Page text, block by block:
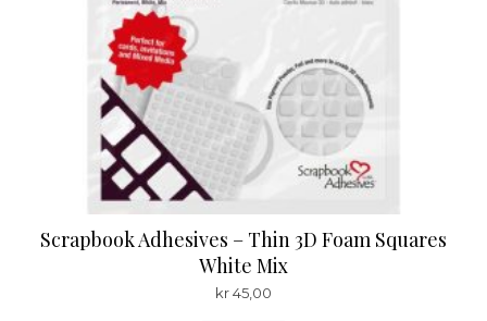
Scrapbook Adhesives – Thin 3D Foam Squares
White Mix
kr45,00